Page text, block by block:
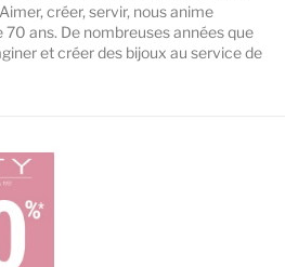
créer, servir, nous anime
70 ans. De nombreuses années que
et créer des bijoux au service de